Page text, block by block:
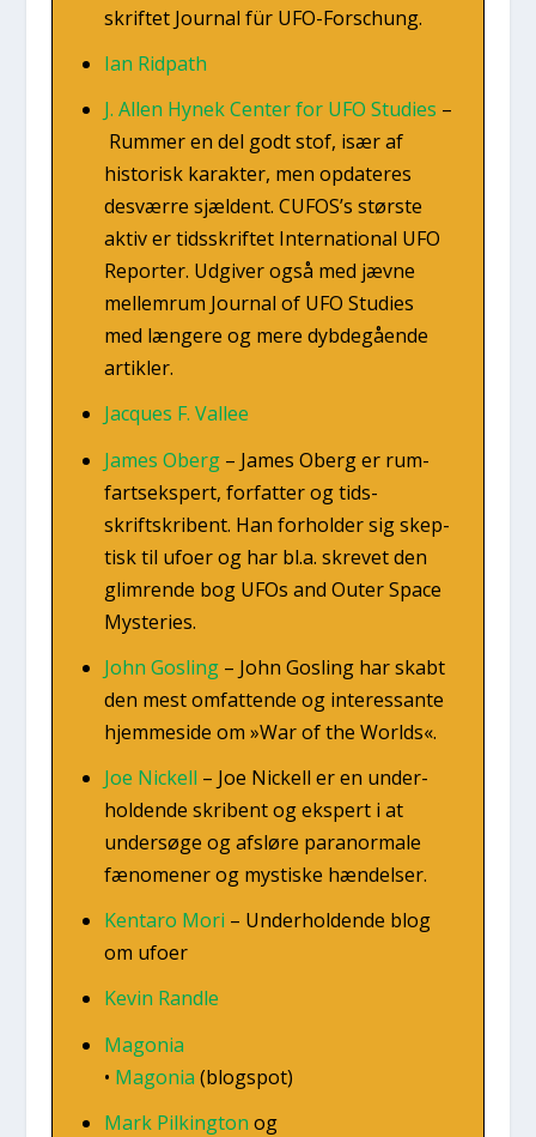
skrif­tet Jour­nal für UFO-Fors­chung.
Ian Rid­path
J. Allen Hynek Cen­ter for UFO Stu­di­es –
Rum­mer en del godt stof, især af
histo­risk karak­ter, men opda­te­res
desvær­re sjæl­dent. CUFOS’s stør­ste
aktiv er tids­skrif­tet Inter­na­tio­nal UFO
Repor­ter. Udgi­ver også med jæv­ne
mel­lem­rum Jour­nal of UFO Stu­di­es
med læn­ge­re og mere dyb­de­gå­en­de
artik­ler.
Jacques F. Val­lee
James Oberg – James Oberg er rum­
fart­s­eks­pert, for­fat­ter og tids­
skriftskri­bent. Han for­hol­der sig skep­
tisk til ufo­er og har bl.a. skre­vet den
glim­ren­de bog UFOs and Outer Spa­ce
Myste­ri­es.
John Gos­ling – John Gos­ling har skabt
den mest omfat­ten­de og inter­es­san­te
hjem­mesi­de om »War of the Wor­lds«.
Joe Nick­ell – Joe Nick­ell er en under­
hol­den­de skri­bent og eks­pert i at
under­sø­ge og afslø­re para­nor­ma­le
fæno­me­ner og mysti­ske hæn­del­ser.
Ken­ta­ro Mori – Under­hol­den­de blog
om ufo­er
Kevin Rand­le
Mago­nia
• Mago­nia (blogs­pot)
Mark Pil­king­ton og